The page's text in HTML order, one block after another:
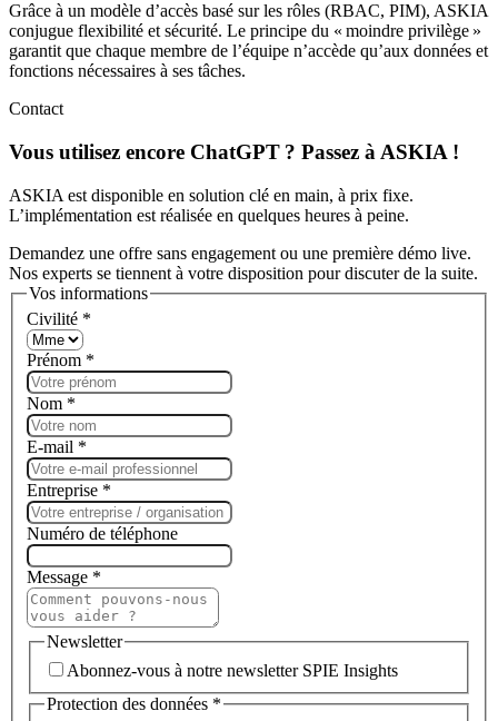
Grâce à un modèle d’accès basé sur les rôles (RBAC, PIM), ASKIA
conjugue flexibilité et sécurité. Le principe du « moindre privilège »
garantit que chaque membre de l’équipe n’accède qu’aux données et
fonctions nécessaires à ses tâches.
Contact
Vous utilisez encore ChatGPT ? Passez à ASKIA !
ASKIA est disponible en solution clé en main, à prix fixe.
L’implémentation est réalisée en quelques heures à peine.
Demandez une offre sans engagement ou une première démo live.
Nos experts se tiennent à votre disposition pour discuter de la suite.
Vos informations
Civilité *
Prénom *
Nom *
E-mail *
Entreprise *
Numéro de téléphone
Message *
Newsletter
Abonnez-vous à notre newsletter SPIE Insights
Protection des données *